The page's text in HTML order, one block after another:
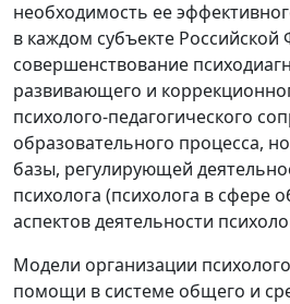
необходимость ее
в каждом субъекте Российской
совершенствование
развивающего и
психолого-педагогического
образовательного процесса,
базы, регулирующей
психолога (психолога в сфере
аспектов деятельности
Модели организации
помощи в системе общего и